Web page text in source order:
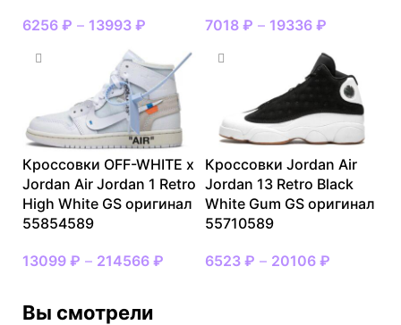
6256 ₽ – 13993 ₽ 7018 ₽ – 19336 ₽
Кроссовки OFF-WHITE x
Jordan Air Jordan 1 Retro
High White GS оригинал
55854589
13099 ₽ – 214566 ₽
Кроссовки Jordan Air
Jordan 13 Retro Black
White Gum GS оригинал
55710589
6523 ₽ – 20106 ₽
Вы смотрели